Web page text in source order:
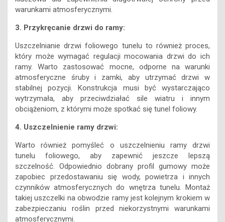
warunkami atmosferycznymi.
3. Przykręcanie drzwi do ramy:
Uszczelnianie drzwi foliowego tunelu to również proces,
który może wymagać regulacji mocowania drzwi do ich
ramy. Warto zastosować mocne, odporne na warunki
atmosferyczne śruby i zamki, aby utrzymać drzwi w
stabilnej pozycji. Konstrukcja musi być wystarczająco
wytrzymała, aby przeciwdziałać sile wiatru i innym
obciążeniom, z którymi może spotkać się tunel foliowy.
4. Uszczelnienie ramy drzwi:
Warto również pomyśleć o uszczelnieniu ramy drzwi
tunelu foliowego, aby zapewnić jeszcze lepszą
szczelność. Odpowiednio dobrany profil gumowy może
zapobiec przedostawaniu się wody, powietrza i innych
czynników atmosferycznych do wnętrza tunelu. Montaż
takiej uszczelki na obwodzie ramy jest kolejnym krokiem w
zabezpieczaniu roślin przed niekorzystnymi warunkami
atmosferycznymi.